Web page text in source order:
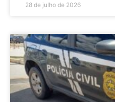
28 de julho de 2026